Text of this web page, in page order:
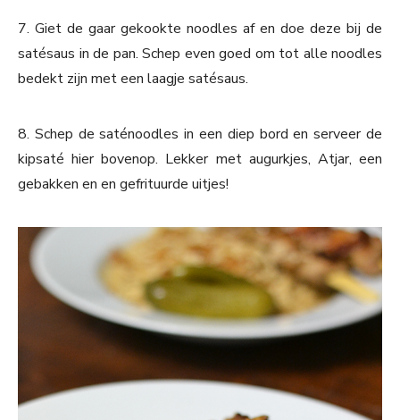
7. Giet de gaar gekookte noodles af en doe deze bij de
satésaus in de pan. Schep even goed om tot alle noodles
bedekt zijn met een laagje satésaus.
8. Schep de saténoodles in een diep bord en serveer de
kipsaté hier bovenop. Lekker met augurkjes, Atjar, een
gebakken en en gefrituurde uitjes!